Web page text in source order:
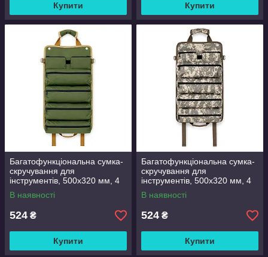
Купити Купити
Багатофункціональна сумка-
скручування для
інструментів, 500x320 мм, 4
великі кишені + 2 маленькі
кишені + 5 кишень на
В наявності
524 ₴
Купити
Багатофункціональна сумка-
скручування для
інструментів, 500x320 мм, 4
великі кишені + 2 маленькі
кишені + 5 кишень на
В наявності
524 ₴
Купити